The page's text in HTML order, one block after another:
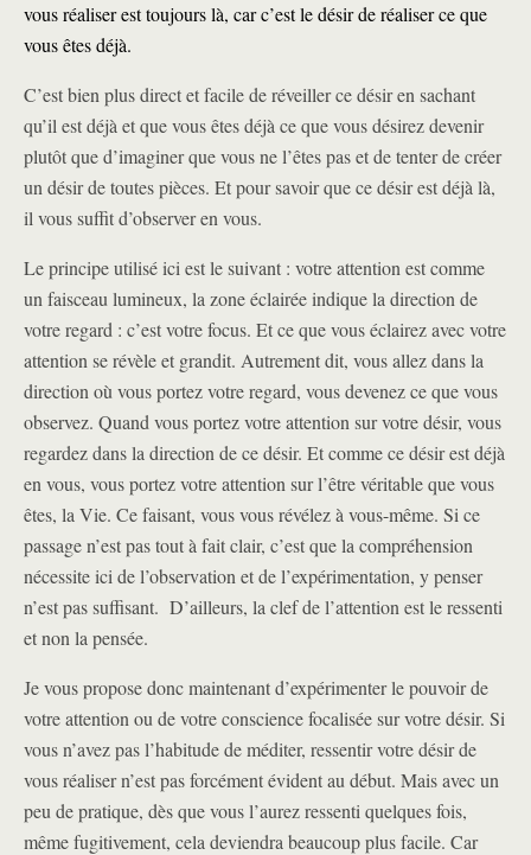
vous réaliser est toujours là, car c’est le désir de réaliser ce que
vous êtes déjà.
C’est bien plus direct et facile de réveiller ce désir en sachant
qu’il est déjà et que vous êtes déjà ce que vous désirez devenir
plutôt que d’imaginer que vous ne l’êtes pas et de tenter de créer
un désir de toutes pièces. Et pour savoir que ce désir est déjà là,
il vous suffit d’observer en vous.
Le principe utilisé ici est le suivant : votre attention est comme
un faisceau lumineux, la zone éclairée indique la direction de
votre regard : c’est votre focus. Et ce que vous éclairez avec votre
attention se révèle et grandit. Autrement dit, vous allez dans la
direction où vous portez votre regard, vous devenez ce que vous
observez. Quand vous portez votre attention sur votre désir, vous
regardez dans la direction de ce désir. Et comme ce désir est déjà
en vous, vous portez votre attention sur l’être véritableque vous
êtes, la Vie. Ce faisant, vous vous révélez à vous-même. Si ce
passage n’est pas tout à fait clair, c’est que la compréhension
nécessite ici de l’observation et de l’expérimentation, y penser
n’est pas suffisant. D’ailleurs, la clef de l’attention est le ressenti
et non la pensée.
Je vous propose donc maintenant d’expérimenter le pouvoir de
votre attention ou de votre conscience focalisée sur votre désir. Si
vous n’avez pas l’habitude de méditer, ressentir votre désir de
vous réaliser n’est pas forcément évident au début. Mais avec un
peu de pratique, dès que vous l’aurez ressenti quelques fois,
même fugitivement, cela deviendra beaucoup plus facile. Car